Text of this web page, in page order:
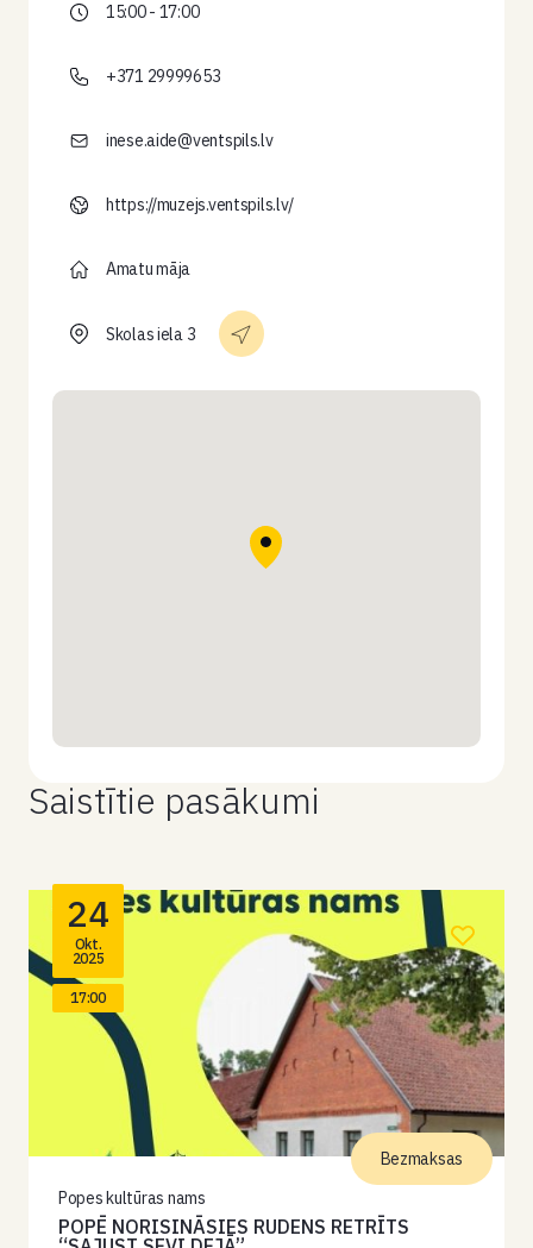
15:00 - 17:00
+371 29999653
inese.aide@ventspils.lv
https://muzejs.ventspils.lv/
Amatu māja
Skolas iela 3
Saistītie pasākumi
24
Okt.
2025
17:00
Popes kultūras nams
POPĒ NORISINĀSIES RUDENS RETRĪTS
Bezmaksas